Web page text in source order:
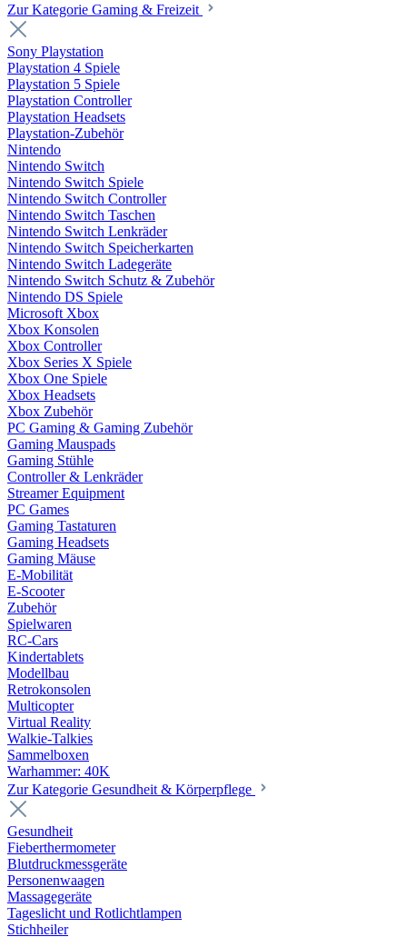
Zur Kategorie Gaming & Freizeit
Sony Playstation
Playstation 4 Spiele
Playstation 5 Spiele
Playstation Controller
Playstation Headsets
Playstation-Zubehör
Nintendo
Nintendo Switch
Nintendo Switch Spiele
Nintendo Switch Controller
Nintendo Switch Taschen
Nintendo Switch Lenkräder
Nintendo Switch Speicherkarten
Nintendo Switch Ladegeräte
Nintendo Switch Schutz & Zubehör
Nintendo DS Spiele
Microsoft Xbox
Xbox Konsolen
Xbox Controller
Xbox Series X Spiele
Xbox One Spiele
Xbox Headsets
Xbox Zubehör
PC Gaming & Gaming Zubehör
Gaming Mauspads
Gaming Stühle
Controller & Lenkräder
Streamer Equipment
PC Games
Gaming Tastaturen
Gaming Headsets
Gaming Mäuse
E-Mobilität
E-Scooter
Zubehör
Spielwaren
RC-Cars
Kindertablets
Modellbau
Retrokonsolen
Multicopter
Virtual Reality
Walkie-Talkies
Sammelboxen
Warhammer: 40K
Zur Kategorie Gesundheit & Körperpflege
Gesundheit
Fieberthermometer
Blutdruckmessgeräte
Personenwaagen
Massagegeräte
Tageslicht und Rotlichtlampen
Stichheiler